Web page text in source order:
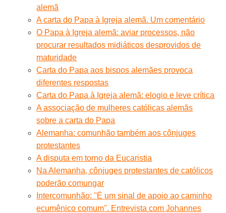
alemã
A carta do Papa à Igreja alemã. Um comentário
O Papa à Igreja alemã: aviar processos, não
procurar resultados midiáticos desprovidos de
maturidade
Carta do Papa aos bispos alemães provoca
diferentes respostas
Carta do Papa à Igreja alemã: elogio e leve crítica
A associação de mulheres católicas alemãs
sobre a carta do Papa
Alemanha: comunhão também aos cônjuges
protestantes
A disputa em torno da Eucaristia
Na Alemanha, cônjuges protestantes de católicos
poderão comungar
Intercomunhão: ''É um sinal de apoio ao caminho
ecumênico comum''. Entrevista com Johannes